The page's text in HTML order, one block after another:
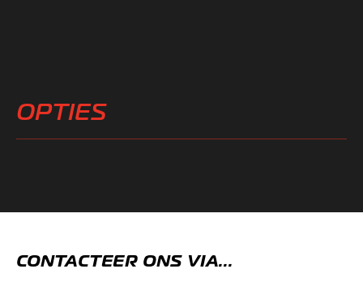
OPTIES
CONTACTEER ONS VIA...